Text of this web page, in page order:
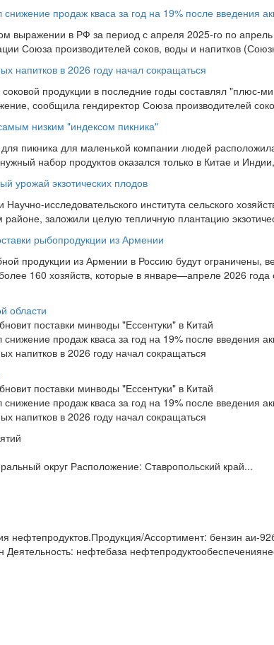
продаж кваса за год на 19% после введения
выражении в РФ за период с апреля 2025-го по
Союза производителей соков, воды и напитков
напитков в 2026 году начал сокращаться
продукции в последние годы составлял "плюс-
сообщила гендиректор Союза производителей
низким "индексом пикника"
пикника для маленькой компании людей
набор продуктов оказался только в Китае и
урожай экзотических плодов
исследовательского института сельского
заложили целую тепличную плантацию
рыбопродукции из Армении
продукции из Армении в Россию будут ограничены,
160 хозяйств, которые в январе—апреле 2026 года
области
поставки минводы "Ессентуки" в Китай
продаж кваса за год на 19% после введения
напитков в 2026 году начал сокращаться
поставки минводы "Ессентуки" в Китай
продаж кваса за год на 19% после введения
напитков в 2026 году начал сокращаться
округ Расположение: Ставропольский край...
нефтепродуктов.Продукция/Ассортимент: бензин аи-
Деятельность: нефтебаза